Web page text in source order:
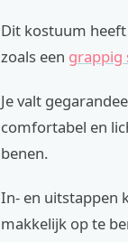
Dit kostuum
zoals een grappig
Je valt
comfortabel en
benen.
In- en uitstappen
makkelijk op te